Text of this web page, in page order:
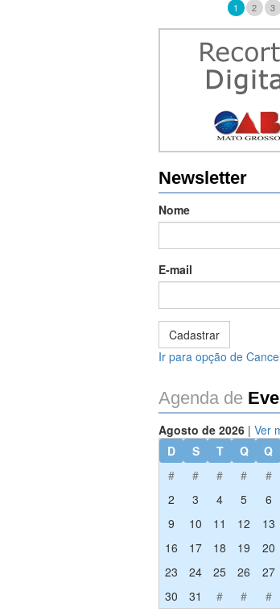
1 2 3
Newsletter
Nome
E-mail
Ir para opção de
Agenda de
Agosto de 2026 | Ver
D
S T Q Q
#
# # # #
2
3 4 5 6
9
10 11 12 13
16
17 18 19 20
23
24 25 26 27
30
31 # # #